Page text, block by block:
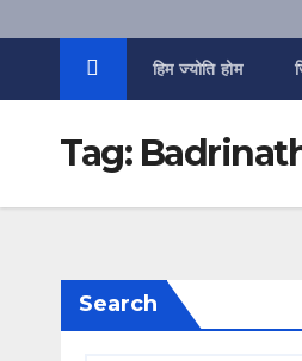
हिम ज्योति होम
Tag:
Search